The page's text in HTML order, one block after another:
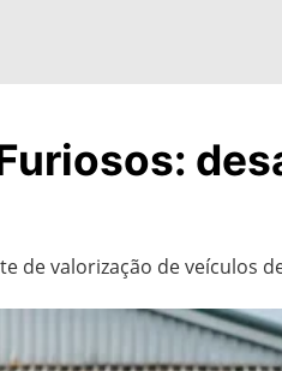
de valorização de